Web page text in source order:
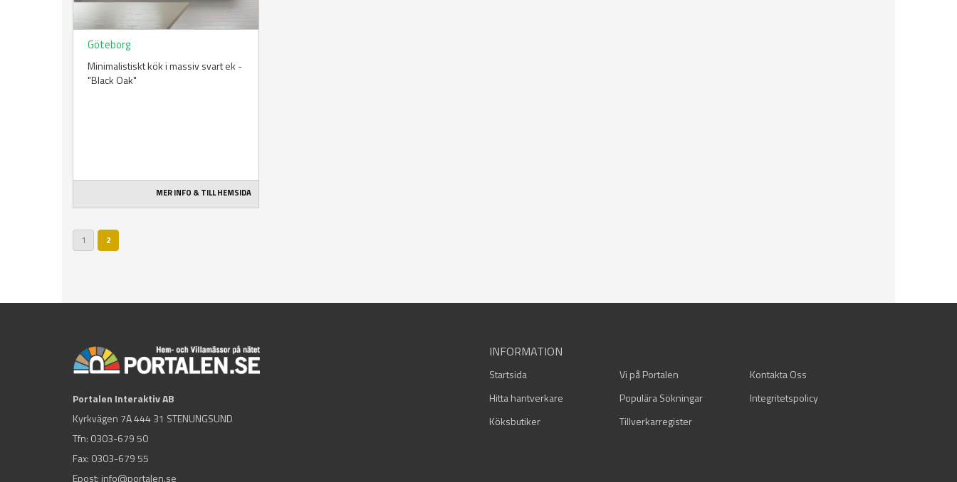
Göteborg
Minimalistiskt kök i massiv svart ek -
"Black Oak"
MER INFO & TILL HEMSIDA
1 2
Portalen Interaktiv AB
Kyrkvägen 7A 444 31 STENUNGSUND
Tfn: 0303-679 50
Fax: 0303-679 55
Epost: info@portalen.se
INFORMATION
Startsida Vi på Portalen
Kontakta Oss
Hitta hantverkare
Populära Sökningar
Integritetspolicy
Köksbutiker
Tillverkarregister